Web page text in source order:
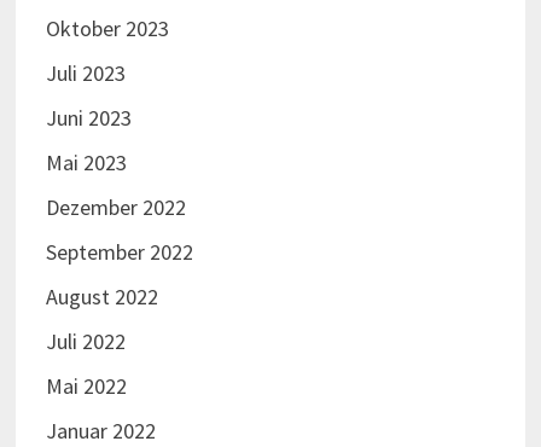
Oktober 2023
Juli 2023
Juni 2023
Mai 2023
Dezember 2022
September 2022
August 2022
Juli 2022
Mai 2022
Januar 2022